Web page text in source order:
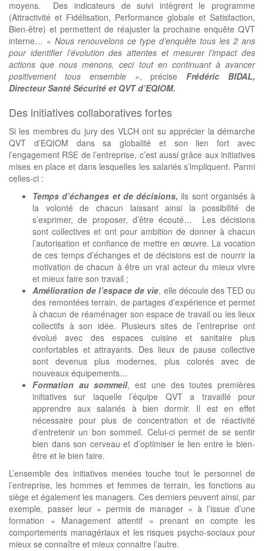
moyens. Des indicateurs de suivi intègrent le programme
(Attractivité et Fidélisation, Performance globale et Satisfaction,
Bien-être) et permettent de réajuster la prochaine enquête QVT
interne… « Nous renouvelons ce type d’enquête tous les 2 ans
pour identifier l’évolution des attentes et mesurer l’impact des
actions que nous menons, ceci tout en continuant à avancer
positivement tous ensemble», précise Frédéric BIDAL,
Directeur Santé Sécurité et QVT d’EQIOM.
Des initiatives collaboratives fortes
Si les membres du jury des VLCH ont su apprécier la démarche
QVT d’EQIOM dans sa globalité et son lien fort avec
l’engagement RSE de l’entreprise, c’est aussi grâce aux initiatives
mises en place et dans lesquelles les salariés s’impliquent. Parmi
celles-ci :
Temps d’échanges et de décisions, ils sont organisés à
la volonté de chacun laissant ainsi la possibilité de
s’exprimer, de proposer, d’être écouté… Les décisions
sont collectives et ont pour ambition de donner à chacun
l’autorisation et confiance de mettre en œuvre. La vocation
de ces temps d’échanges et de décisions est de nourrir la
motivation de chacun à être un vrai acteur du mieux vivre
et mieux faire son travail ;
Amélioration de l’espace de vie, elle découle des TED ou
des remontées terrain, de partages d’expérience et permet
à chacun de réaménager son espace de travail ou les lieux
collectifs à son idée. Plusieurs sites de l’entreprise ont
évolué avec des espaces cuisine et sanitaire plus
confortables et attrayants. Des lieux de pause collective
sont devenus plus modernes, plus colorés avec de
nouveaux équipements…
Formation au sommeil, est une des toutes premières
initiatives sur laquelle l’équipe QVT a travaillé pour
apprendre aux salariés à bien dormir. Il est en effet
nécessaire pour plus de concentration et de réactivité
d’entretenir un bon sommeil. Celui-ci permet de se sentir
bien dans son cerveau et d’optimiser le lien entre le bien-
être et le bien faire.
L’ensemble des initiatives menées touche tout le personnel de
l’entreprise, les hommes et femmes de terrain, les fonctions au
siège et également les managers. Ces derniers peuvent ainsi, par
exemple, passer leur « permis de manager » à l’issue d’une
formation « Management attentif » prenant en compte les
comportements managériaux et les risques psycho-sociaux pour
mieux se connaître et mieux connaitre l’autre.